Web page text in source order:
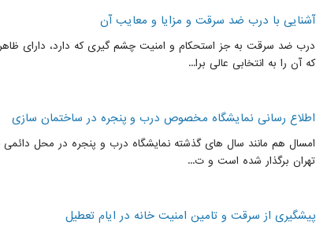
آشنایی با درب ضد سرقت و مزایا و معایب آن
درب ضد سرقت به جز استحکام و امنیت چشم گیری که دارد، دارای
که آن را به انتخابی عالی برا...
اطلاع رسانی نمایشگاه مخصوص درب و پنجره در ساختمان سازی
امسال هم مانند سال های گذشته نمایشگاه درب و پنجره در محل دائمی
تهران برگذار شده است و ت...
پیشگیری از سرقت و تامین امنیت خانه در ایام تعطیل